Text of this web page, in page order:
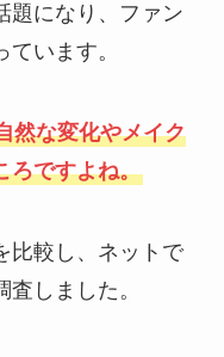
題になり、ファン
います。
然な変化やメイク
ろですよね。
比較し、ネットで
しました。